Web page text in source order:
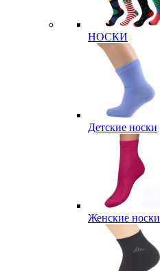
НОСКИ
Детские носки
Женские носки